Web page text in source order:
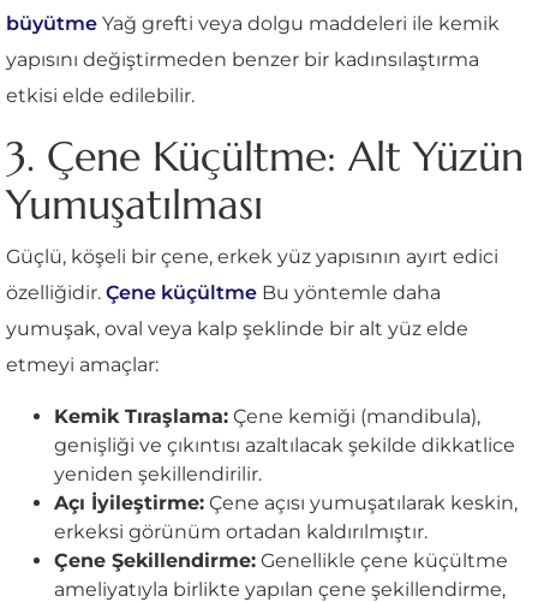
büyütme Yağ grefti veya dolgu maddeleri ile kemik
yapısını değiştirmeden benzer bir kadınsılaştırma
etkisi elde edilebilir.
3. Çene Küçültme: Alt Yüzün
Yumuşatılması
Güçlü, köşeli bir çene, erkek yüz yapısının ayırt edici
özelliğidir. Çene küçültme Bu yöntemle daha
yumuşak, oval veya kalp şeklinde bir alt yüz elde
etmeyi amaçlar:
Kemik Tıraşlama: Çene kemiği (mandibula),
genişliği ve çıkıntısı azaltılacak şekilde dikkatlice
yeniden şekillendirilir.
Açı İyileştirme: Çene açısı yumuşatılarak keskin,
erkeksi görünüm ortadan kaldırılmıştır.
Çene Şekillendirme: Genellikle çene küçültme
ameliyatıyla birlikte yapılan çene şekillendirme,